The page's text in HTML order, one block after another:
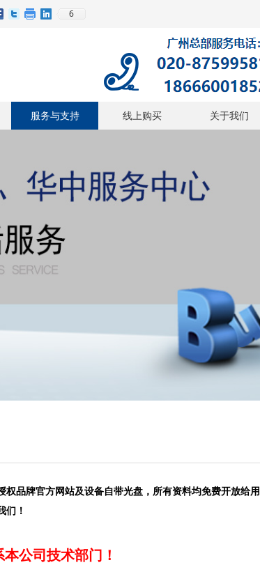
6
服务与支持 线上购买 关于我们
公司技术部门！
品牌官方网站及设备自带光盘，所有资料均免费开放给用
们！